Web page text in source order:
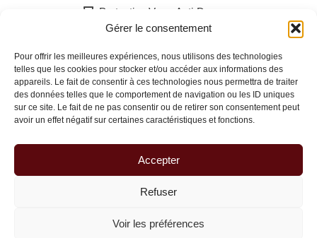
Gérer le consentement
Pour offrir les meilleures expériences, nous utilisons des technologies
telles que les cookies pour stocker et/ou accéder aux informations des
appareils. Le fait de consentir à ces technologies nous permettra de traiter
des données telles que le comportement de navigation ou les ID uniques
sur ce site. Le fait de ne pas consentir ou de retirer son consentement peut
avoir un effet négatif sur certaines caractéristiques et fonctions.
Accepter
Refuser
Voir les préférences
Protection Verre Anti-Drogue
Les Bornes Recharge Mobile
Les Navettes Kékébus
Menu